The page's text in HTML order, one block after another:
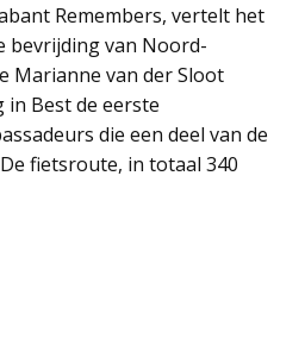
Remembers, vertelt het
bevrijding van Noord-
Marianne van der Sloot
in Best de eerste
die een deel van de
fietsroute, in totaal 340